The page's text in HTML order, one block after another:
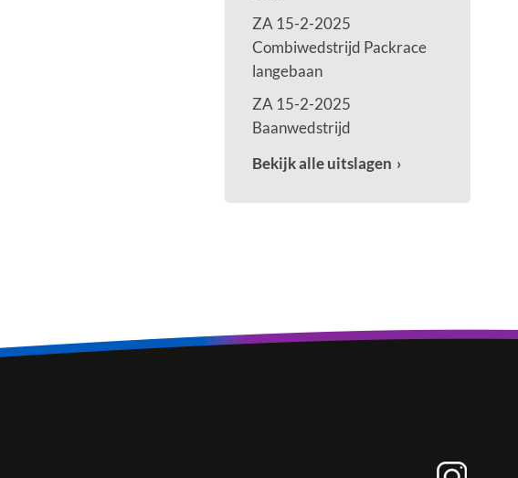
ZA 15-2-2025
Combiwedstrijd Packrace
langebaan
ZA 15-2-2025
Baanwedstrijd
Bekijk alle uitslagen